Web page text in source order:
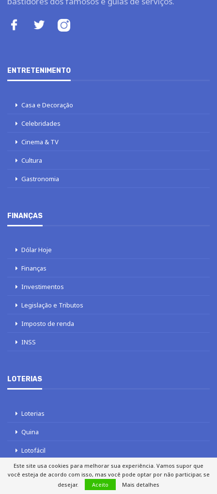
ENTRETENIMENTO
Casa e Decoração
Celebridades
Cinema & TV
Cultura
Gastronomia
FINANÇAS
Dólar Hoje
Finanças
Investimentos
Legislação e Tributos
Imposto de renda
INSS
LOTERIAS
Loterias
Quina
Lotofácil
Mega-Sena
Este site usa cookies para melhorar sua experiência. Vamos supor que
você esteja de acordo com isso, mas você pode optar por não participar, se
desejar.
Aceito Mais detalhes